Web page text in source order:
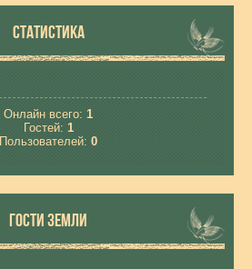
СТАТИСТИКА
Онлайн всего: 1
Гостей: 1
Пользователей: 0
ГОСТИ ЗЕМЛИ